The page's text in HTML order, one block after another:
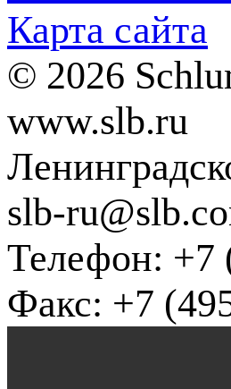
Карта сайта
© 2026
www.slb.ru
slb-
Телефон: +7
Факс: +7